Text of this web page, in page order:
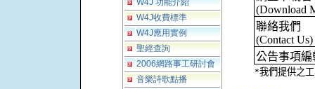
W4J 功能介紹
W4J收費標準
W4J應用實例
聖經查詢
2006網路事工研討會
音樂詩歌點播
(Download
聯絡我們
(Contact Us)
公告事項編
*我們提供之